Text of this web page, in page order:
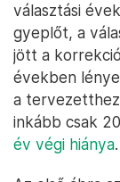
választási
gyeplőt, a
jött a
években
a
inkább csak
év végi hiánya.